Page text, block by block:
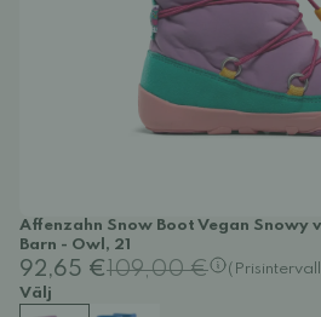
Affenzahn Snow Boot Vegan
Barn - Owl, 21
92,65 €109,00 €
Välj